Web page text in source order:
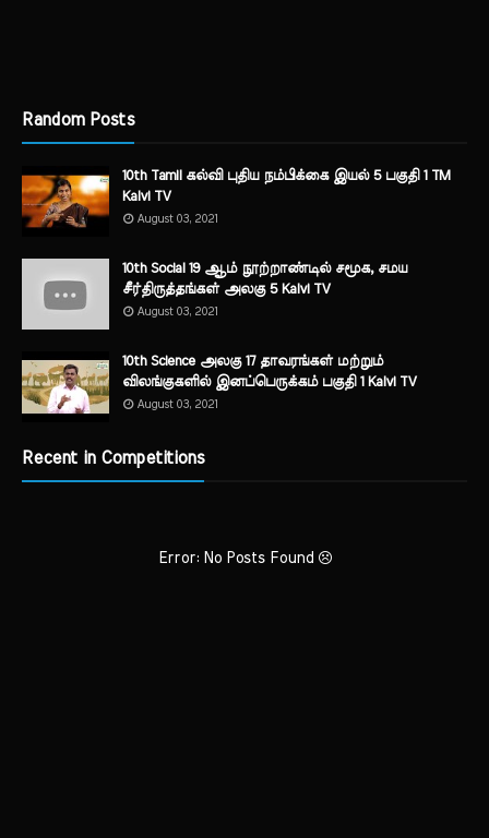
Random Posts
10th Tamil கல்வி புதிய நம்பிக்கை இயல் 5 பகுதி 1 TM
Kalvi TV
August 03, 2021
10th Social 19 ஆம் நூற்றாண்டில் சமூக, சமய
சீர்திருத்தங்கள் அலகு 5 Kalvi TV
August 03, 2021
10th Science அலகு 17 தாவரங்கள் மற்றும்
விலங்குகளில் இனப்பெருக்கம் பகுதி 1 Kalvi TV
August 03, 2021
Recent in Competitions
Error: No Posts Found